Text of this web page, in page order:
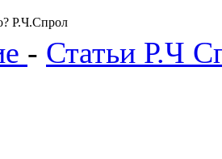
Р.Ч.Спрол
- Статьи Р.Ч